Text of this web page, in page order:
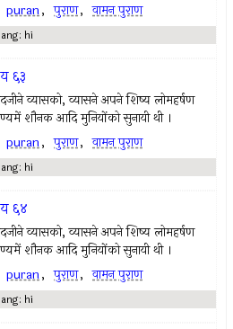
puran, पुराण, वामन पुराण
hi
६३
व्यासको, व्यासने अपने शिष्य लोमहर्षण
शौनक आदि मुनियोंको सुनायी थी ।
puran, पुराण, वामन पुराण
hi
६४
व्यासको, व्यासने अपने शिष्य लोमहर्षण
शौनक आदि मुनियोंको सुनायी थी ।
puran, पुराण, वामन पुराण
hi